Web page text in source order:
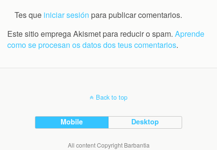
Tes que iniciar sesión para publicar comentarios.
Este sitio emprega Akismet para reducir o spam. Aprende
como se procesan os datos dos teus comentarios.
Back to top
Mobile Desktop
All content Copyright Barbantia